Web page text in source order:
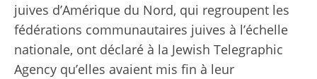
juives d’Amérique du Nord, qui regroupent les
fédérations communautaires juives à l’échelle
nationale, ont déclaré à la Jewish Telegraphic
Agency qu’elles avaient mis fin à leur